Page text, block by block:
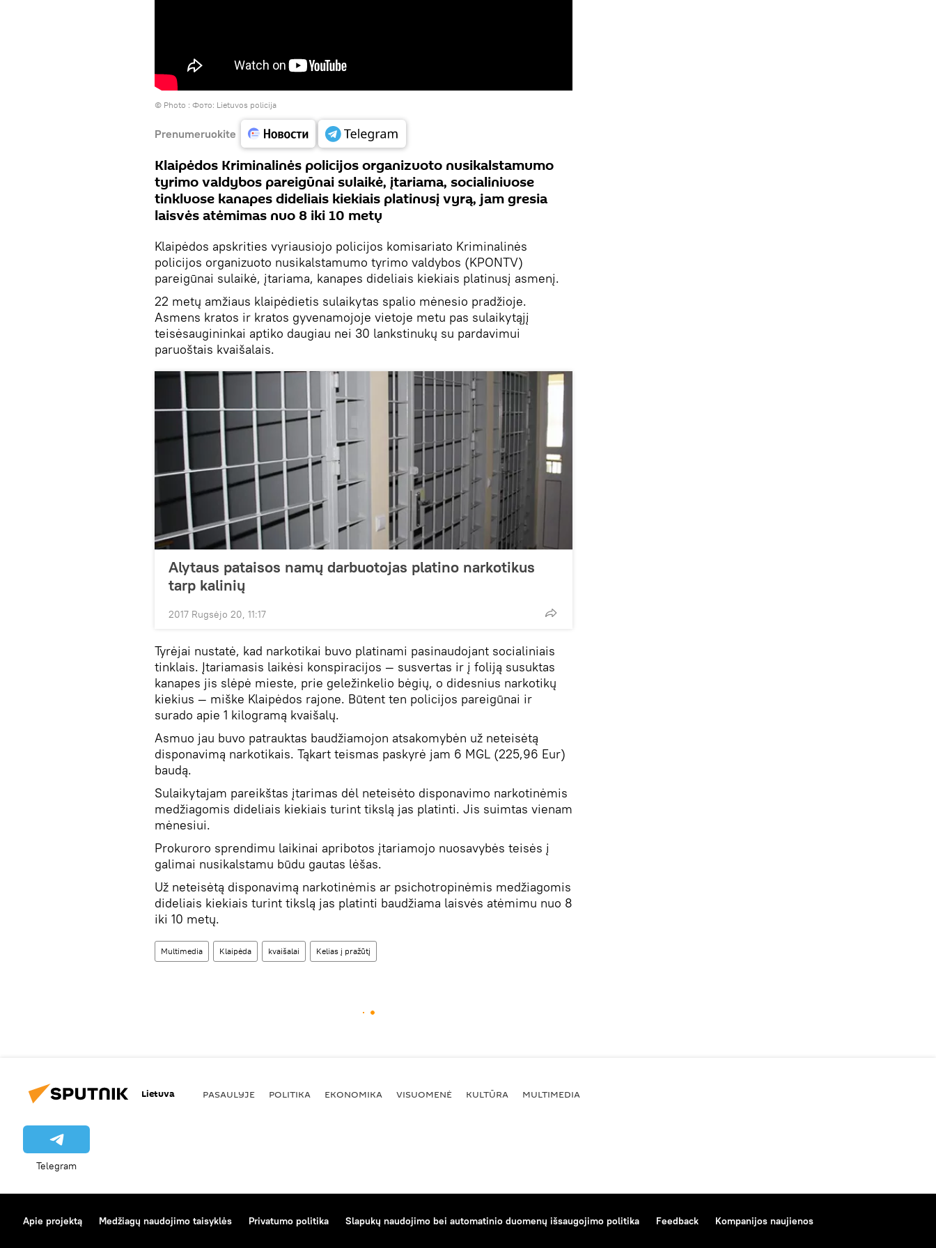
© Photo : Фото: Lietuvos policija
Prenumeruokite
Klaipėdos Kriminalinės policijos organizuoto nusikalstamumo
tyrimo valdybos pareigūnai sulaikė, įtariama, socialiniuose
tinkluose kanapes dideliais kiekiais platinusį vyrą, jam gresia
laisvės atėmimas nuo 8 iki 10 metų
Klaipėdos apskrities vyriausiojo policijos komisariato Kriminalinės
policijos organizuoto nusikalstamumo tyrimo valdybos (KPONTV)
pareigūnai sulaikė, įtariama, kanapes dideliais kiekiais platinusį asmenį.
22 metų amžiaus klaipėdietis sulaikytas spalio mėnesio pradžioje.
Asmens kratos ir kratos gyvenamojoje vietoje metu pas sulaikytąjį
teisėsaugininkai aptiko daugiau nei 30 lankstinukų su pardavimui
paruoštais kvaišalais.
Alytaus pataisos namų darbuotojas platino narkotikus
tarp kalinių
2017 Rugsėjo 20, 11:17
Tyrėjai nustatė, kad narkotikai buvo platinami pasinaudojant socialiniais
tinklais. Įtariamasis laikėsi konspiracijos — susvertas ir į foliją susuktas
kanapes jis slėpė mieste, prie geležinkelio bėgių, o didesnius narkotikų
kiekius — miške Klaipėdos rajone. Būtent ten policijos pareigūnai ir
surado apie 1 kilogramą kvaišalų.
Asmuo jau buvo patrauktas baudžiamojon atsakomybėn už neteisėtą
disponavimą narkotikais. Tąkart teismas paskyrė jam 6 MGL (225,96 Eur)
baudą.
Sulaikytajam pareikštas įtarimas dėl neteisėto disponavimo narkotinėmis
medžiagomis dideliais kiekiais turint tikslą jas platinti. Jis suimtas vienam
mėnesiui.
Prokuroro sprendimu laikinai apribotos įtariamojo nuosavybės teisės į
galimai nusikalstamu būdu gautas lėšas.
Už neteisėtą disponavimą narkotinėmis ar psichotropinėmis medžiagomis
dideliais kiekiais turint tikslą jas platinti baudžiama laisvės atėmimu nuo 8
iki 10 metų.
Multimedia Klaipėda kvaišalai Kelias į pražūtį
Lietuva PASAULYJE POLITIKA EKONOMIKA VISUOMENĖ KULTŪRA MULTIMEDIA
Telegram
Apie projektą Medžiagų naudojimo taisyklės Privatumo politika Slapukų naudojimo bei automatinio duomenų išsaugojimo politika Feedback Kompanijos naujienos